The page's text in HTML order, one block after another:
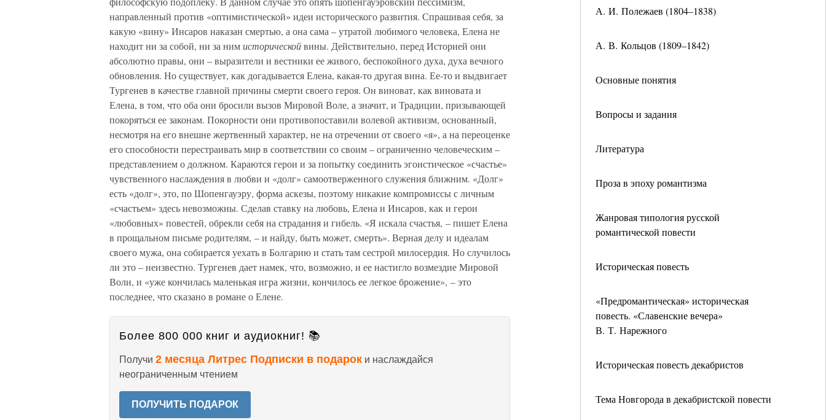
А. И. Полежаев (1804–1838)
А. В. Кольцов (1809–1842)
Основные понятия
Вопросы и задания
Литература
Проза в эпоху романтизма
Жанровая типология русской
романтической повести
Историческая повесть
«Предромантическая» историческая
повесть. «Славенские вечера»
В. Т. Нарежного
Историческая повесть декабристов
Тема Новгорода в декабристской повести
направленный против «оптимистической» идеи исторического развития. Спрашивая себя, за
какую «вину» Инсаров наказан смертью, а она сама – утратой любимого человека, Елена не
находит ни за собой, ни за нимисторическойвины. Действительно, перед Историей они
абсолютно правы, они – выразители и вестники ее живого, беспокойного духа, духа вечного
обновления. Но существует, как догадывается Елена, какая-то другая вина. Ее-то и выдвигает
Тургенев в качестве главной причины смерти своего героя. Он виноват, как виновата и
Елена, в том, что оба они бросили вызов Мировой Воле, а значит, и Традиции, призывающей
покоряться ее законам. Покорности они противопоставили волевой активизм, основанный,
несмотря на его внешне жертвенный характер, не на отречении от своего «я», а на переоценке
его способности перестраивать мир в соответствии со своим – ограниченно человеческим –
представлением о должном. Караются герои и за попытку соединить эгоистическое «счастье»
чувственного наслаждения в любви и «долг» самоотверженного служения ближним. «Долг»
есть «долг», это, по Шопенгауэру, форма аскезы, поэтому никакие компромиссы с личным
«счастьем» здесь невозможны. Сделав ставку на любовь, Елена и Инсаров, как и герои
«любовных» повестей, обрекли себя на страдания и гибель. «Я искала счастья, – пишет Елена
в прощальном письме родителям, – и найду, быть может, смерть». Верная делу и идеалам
своего мужа, она собирается уехать в Болгарию и стать там сестрой милосердия. Но случилось
ли это – неизвестно. Тургенев дает намек, что, возможно, и ее настигло возмездие Мировой
Воли, и «уже кончилась маленькая игра жизни, кончилось ее легкое брожение», – это
последнее, что сказано в романе о Елене.
Более 800 000 книг и аудиокниг! 📚
Получи 2 месяца Литрес Подписки в подарок и наслаждайся
неограниченным чтением
ПОЛУЧИТЬ ПОДАРОК